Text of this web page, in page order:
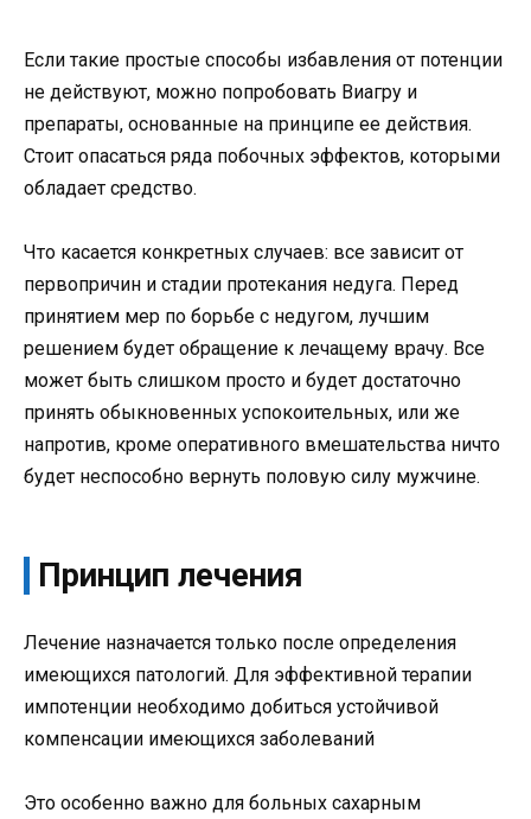
Если такие простые способы избавления от потенции
не действуют, можно попробовать Виагру и
препараты, основанные на принципе ее действия.
Стоит опасаться ряда побочных эффектов, которыми
обладает средство.
Что касается конкретных случаев: все зависит от
первопричин и стадии протекания недуга. Перед
принятием мер по борьбе с недугом, лучшим
решением будет обращение к лечащему врачу. Все
может быть слишком просто и будет достаточно
принять обыкновенных успокоительных, или же
напротив, кроме оперативного вмешательства ничто
будет неспособно вернуть половую силу мужчине.
Принцип лечения
Лечение назначается только после определения
имеющихся патологий. Для эффективной терапии
импотенции необходимо добиться устойчивой
компенсации имеющихся заболеваний
Это особенно важно для больных сахарным